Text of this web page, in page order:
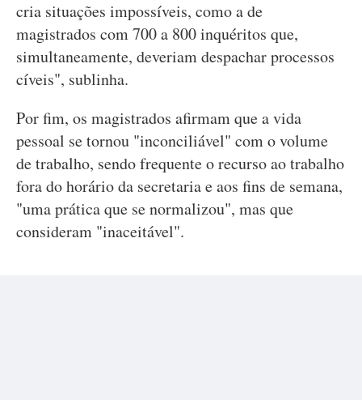
cria situações impossíveis, como a de
magistrados com 700 a 800 inquéritos que,
simultaneamente, deveriam despachar processos
cíveis", sublinha.
Por fim, os magistrados afirmam que a vida
pessoal se tornou "inconciliável" com o volume
de trabalho, sendo frequente o recurso ao trabalho
fora do horário da secretaria e aos fins de semana,
"uma prática que se normalizou", mas que
consideram "inaceitável".